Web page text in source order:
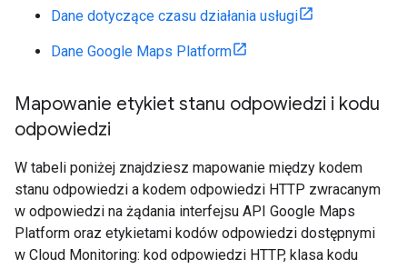
Dane dotyczące czasu działania usługi
Dane Google Maps Platform
Mapowanie etykiet stanu odpowiedzi i kodu
odpowiedzi
W tabeli poniżej znajdziesz mapowanie między kodem
stanu odpowiedzi a kodem odpowiedzi HTTP zwracanym
w odpowiedzi na żądania interfejsu API Google Maps
Platform oraz etykietami kodów odpowiedzi dostępnymi
w Cloud Monitoring: kod odpowiedzi HTTP, klasa kodu